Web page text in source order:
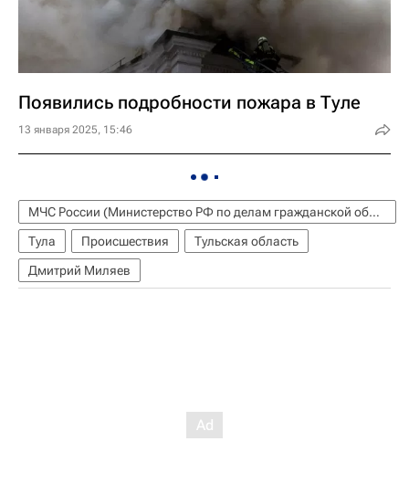
Появились подробности пожара в Туле
13 января 2025, 15:46
МЧС России (Министерство РФ по делам гражданской обороны, чрезвычайным ситуациям и ликвидации последствий стихийных бедствий)
Тула
Происшествия
Тульская область
Дмитрий Миляев